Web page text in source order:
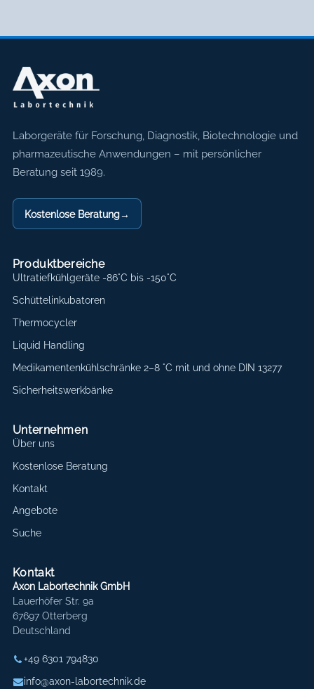
Axon Labortechnik
Laborgeräte für Forschung, Diagnostik, Biotechnologie und
pharmazeutische Anwendungen – mit persönlicher
Beratung seit 1989.
Kostenlose Beratung→
Produktbereiche
Ultratiefkühlgeräte -86°C bis -150°C
Schüttelinkubatoren
Thermocycler
Liquid Handling
Medikamentenkühlschränke 2–8 °C mit und ohne DIN 13277
Sicherheitswerkbänke
Unternehmen
Über uns
Kostenlose Beratung
Kontakt
Angebote
Suche
Kontakt
Axon Labortechnik GmbH
Lauerhöfer Str. 9a
67697 Otterberg
Deutschland
+49 6301 794830
info@axon-labortechnik.de